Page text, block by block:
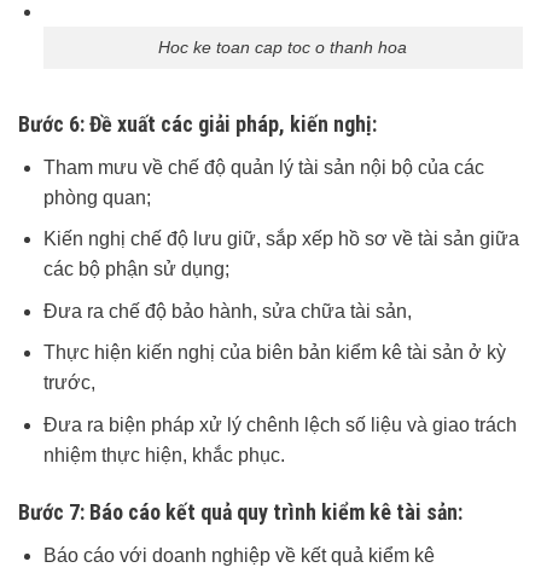
Hoc ke toan cap toc o thanh hoa
Bước 6: Đề xuất các giải pháp, kiến nghị:
Tham mưu về chế độ quản lý tài sản nội bộ của các
phòng quan;
Kiến nghị chế độ lưu giữ, sắp xếp hồ sơ về tài sản giữa
các bộ phận sử dụng;
Đưa ra chế độ bảo hành, sửa chữa tài sản,
Thực hiện kiến nghị của biên bản kiểm kê tài sản ở kỳ
trước,
Đưa ra biện pháp xử lý chênh lệch số liệu và giao trách
nhiệm thực hiện, khắc phục.
Bước 7: Báo cáo kết quả quy trình kiểm kê tài sản:
Báo cáo với doanh nghiệp về kết quả kiểm kê